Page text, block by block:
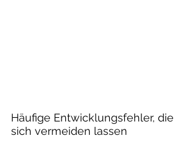
Häufige Entwicklungsfehler, die
sich vermeiden lassen